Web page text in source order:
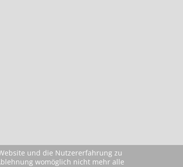
und die Nutzererfahrung zu
womöglich nicht mehr alle